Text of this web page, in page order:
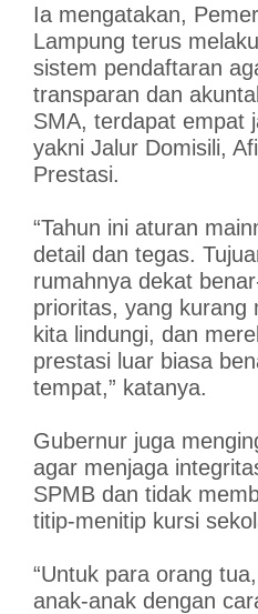
Ia mengatakan,
Lampung terus
sistem pendaftaran
transparan dan
SMA, terdapat empat
yakni Jalur Domisili,
Prestasi.
“Tahun ini aturan
detail dan tegas.
rumahnya dekat
prioritas, yang kurang
kita lindungi, dan
prestasi luar biasa
tempat,” katanya.
Gubernur juga
agar menjaga
SPMB dan tidak
titip-menitip kursi
“Untuk para orang
anak-anak dengan